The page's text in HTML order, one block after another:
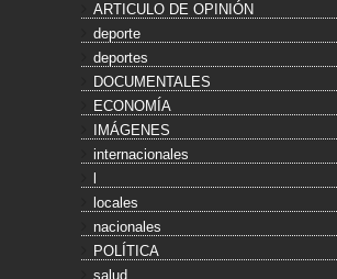
ARTICULO DE OPINIÓN
deporte
deportes
DOCUMENTALES
ECONOMÍA
IMÁGENES
internacionales
locales
nacionales
POLÍTICA
salud